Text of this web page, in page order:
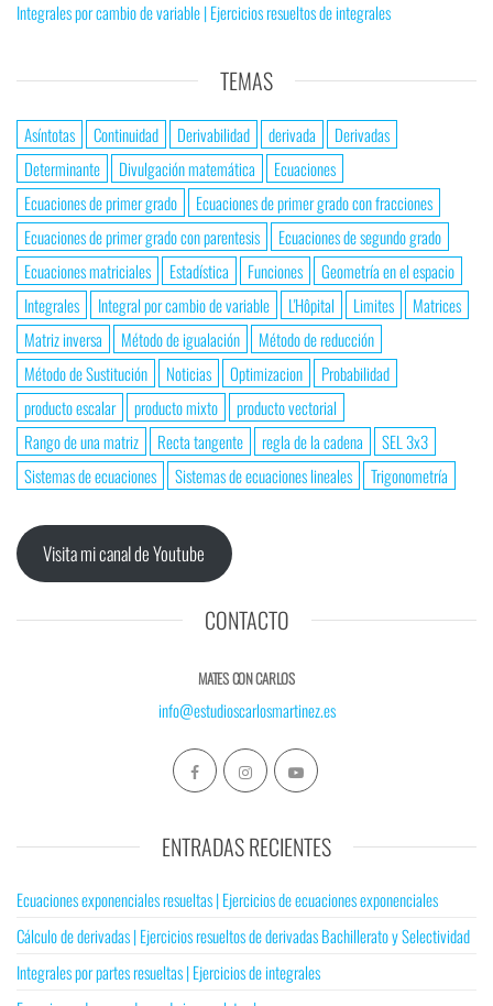
Integrales por cambio de variable | Ejercicios resueltos de integrales
TEMAS
Asíntotas Continuidad Derivabilidad derivada
Derivadas
Determinante
Divulgación matemática
Ecuaciones
Ecuaciones de primer grado
Ecuaciones de primer grado con fracciones
Ecuaciones de primer grado con parentesis
Ecuaciones de segundo grado
Ecuaciones matriciales
Estadística Funciones
Geometría en el espacio
Integrales
Integral por cambio de variable L'Hôpital Limites
Matrices
Matriz inversa
Método de igualación
Método de reducción
Método de Sustitución
Noticias Optimizacion
Probabilidad
producto escalar
producto mixto
producto vectorial
Rango de una matriz
Recta tangente regla de la cadena
SEL 3x3
Sistemas de ecuaciones
Sistemas de ecuaciones lineales Trigonometría
Visita mi canal de Youtube
CONTACTO
MATES CON CARLOS
info@estudioscarlosmartinez.es
ENTRADAS RECIENTES
Ecuaciones exponenciales resueltas | Ejercicios de ecuaciones exponenciales
Cálculo de derivadas | Ejercicios resueltos de derivadas Bachillerato y Selectividad
Integrales por partes resueltas | Ejercicios de integrales